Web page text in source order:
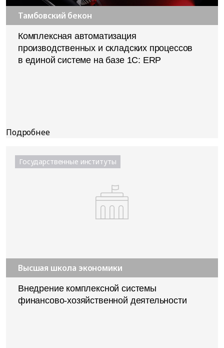
Тамбовский бекон
Комплексная автоматизация
производственных и складских процессов
в единой системе на базе 1С: ERP
Государственные институты
Высшая школа экономики
Внедрение комплексной системы
финансово-хозяйственной деятельности